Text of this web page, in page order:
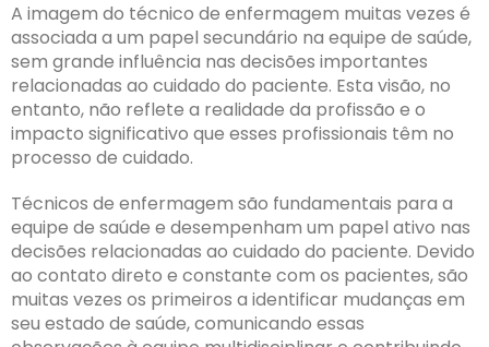
A imagem do técnico de enfermagem muitas vezes é
associada a um papel secundário na equipe de saúde,
sem grande influência nas decisões importantes
relacionadas ao cuidado do paciente. Esta visão, no
entanto, não reflete a realidade da profissão e o
impacto significativo que esses profissionais têm no
processo de cuidado.
Técnicos de enfermagem são fundamentais para a
equipe de saúde e desempenham um papel ativo nas
decisões relacionadas ao cuidado do paciente. Devido
ao contato direto e constante com os pacientes, são
muitas vezes os primeiros a identificar mudanças em
seu estado de saúde, comunicando essas